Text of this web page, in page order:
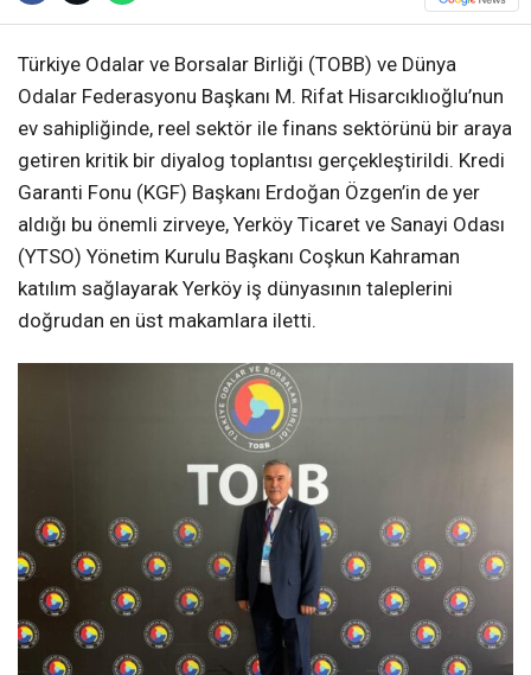
Türkiye Odalar ve Borsalar Birliği (TOBB) ve Dünya
Odalar Federasyonu Başkanı M. Rifat Hisarcıklıoğlu’nun
ev sahipliğinde, reel sektör ile finans sektörünü bir araya
getiren kritik bir diyalog toplantısı gerçekleştirildi. Kredi
Garanti Fonu (KGF) Başkanı Erdoğan Özgen’in de yer
aldığı bu önemli zirveye, Yerköy Ticaret ve Sanayi Odası
(YTSO) Yönetim Kurulu Başkanı Coşkun Kahraman
katılım sağlayarak Yerköy iş dünyasının taleplerini
doğrudan en üst makamlara iletti.